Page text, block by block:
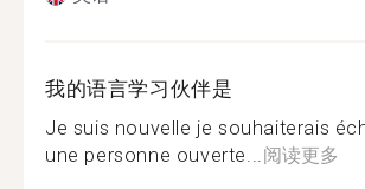
我的语言学习伙伴是
Je suis nouvelle je souhaiterais
une personne ouverte...阅读更多